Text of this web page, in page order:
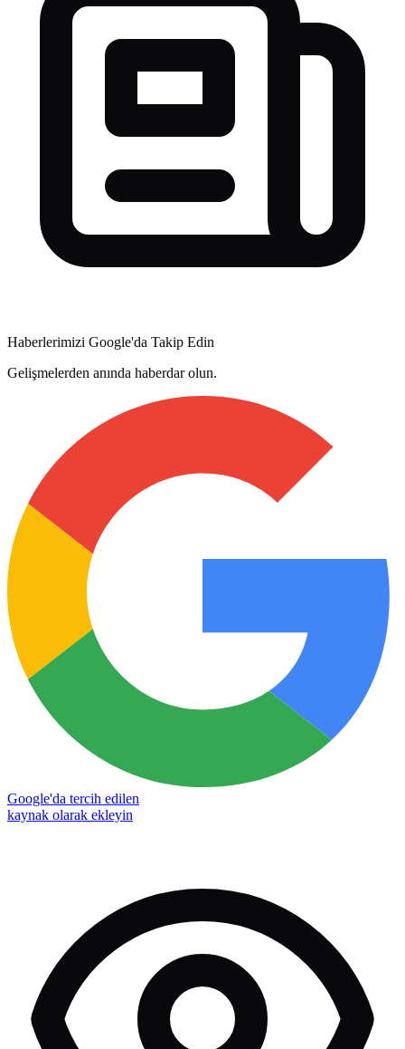
Haberlerimizi Google'da Takip Edin
Gelişmelerden anında haberdar olun.
Google'da tercih edilen
kaynak olarak ekleyin